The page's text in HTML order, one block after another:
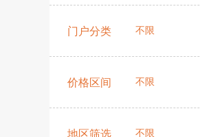
门户分类 不限
价格区间 不限
地区筛选 不限